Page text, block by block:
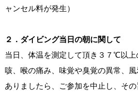
ャンセル料が発生）
２．ダイビング当日の朝に関して
当日、体温を測定して頂き３７℃以上
咳、喉の痛み、味覚や臭覚の異常、
ありましたら、ご参加を中止し、そ